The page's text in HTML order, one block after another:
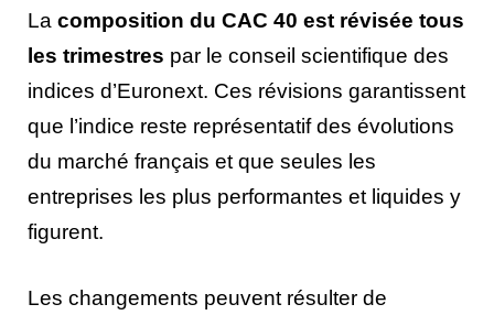
La composition du CAC 40 est révisée tous
les trimestres par le conseil scientifique des
indices d’Euronext. Ces révisions garantissent
que l’indice reste représentatif des évolutions
du marché français et que seules les
entreprises les plus performantes et liquides y
figurent.
Les changements peuvent résulter de